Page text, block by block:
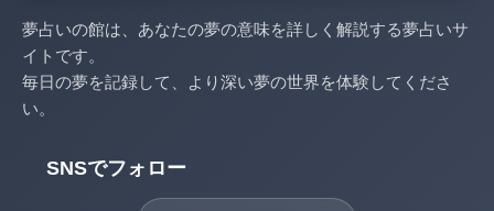
夢占いの館は、あなたの夢の意味を詳しく解説する夢占いサ
イトです。
毎日の夢を記録して、より深い夢の世界を体験してくださ
い。
SNSでフォロー